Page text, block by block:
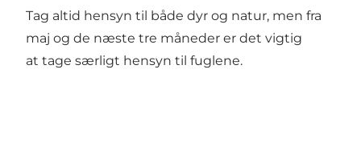
Tag altid hensyn til både dyr og natur, men fra
maj og de næste tre måneder er det vigtig
at tage særligt hensyn til fuglene.